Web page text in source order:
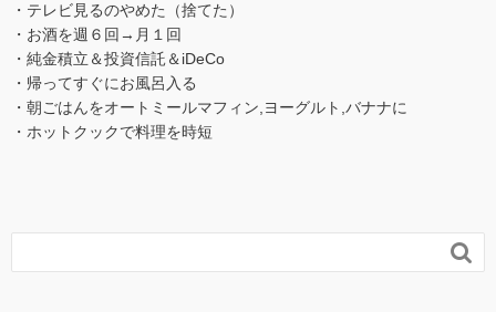
・テレビ見るのやめた（捨てた）
・お酒を週６回→月１回
・純金積立＆投資信託＆iDeCo
・帰ってすぐにお風呂入る
・朝ごはんをオートミールマフィン,ヨーグルト,バナナに
・ホットクックで料理を時短
